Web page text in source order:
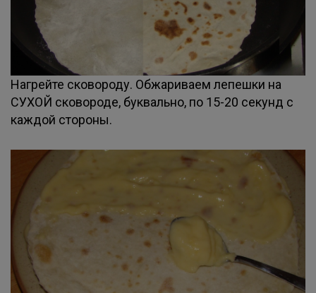
Нагрейте сковороду. Обжариваем лепешки на
СУХОЙ сковороде, буквально, по 15-20 секунд с
каждой стороны.